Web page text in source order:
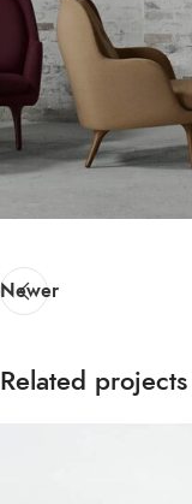
Newer
Related projects